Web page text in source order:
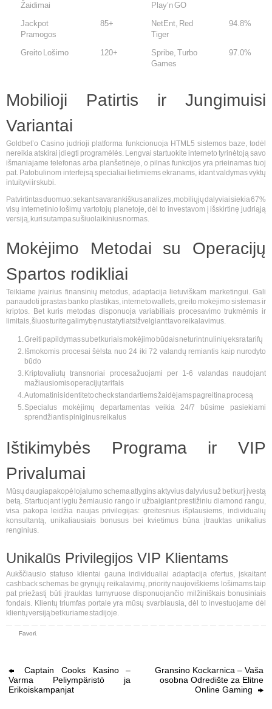
Žaidimai
Play’n GO
Jackpot
Pramogos
85+
NetEnt, Red
Tiger
94.8%
Greito Lošimo 120+
Spribe, Turbo
Games
97.0%
Mobilioji Patirtis ir Jungimuisi
Variantai
Goldbet’o Casino judrioji platforma funkcionuoja HTML5 sistemos baze, todėl
nereikia atskirai įdiegti programėlės. Lengvai startuokite interneto tyrinėtoją savo
išmaniajame telefonas arba planšetinėje, o pilnas funkcijos yra prieinamas tuoj
pat. Patobulinom interfejsą specialiai lietimiems ekranams, idant valdymas vyktų
intuityvi ir skubi.
Patvirtintas duomuo: sekant savarankiškus analizes, mobiliųjų dalyviai siekia 67%
visų internetinio lošimų vartotojų planetoje, dėl to investavom į išskirtinę judriąją
versiją, kuri sutampa su šiuolaikinius normas.
Mokėjimo Metodai su Operacijų
Spartos rodikliai
Teikiame įvairius finansinių metodus, adaptacija lietuviškam marketingui. Gali
panaudoti įprastas banko plastikas, interneto wallets, greito mokėjimo sistemas ir
kriptos. Bet kuris metodas disponuoja variabiliais procesavimo trukmėmis ir
limitais, šiuos turite galimybę nustatyti atsižvelgiant tavo reikalavimus.
Greiti papildymas su bet kuriais mokėjimo būdais neturint nulinių eksra tarifų
Išmokomis procesai šėlsta nuo 24 iki 72 valandų remiantis kaip nurodyto
būdo
Kriptovaliutų transnoriai procesažuojami per 1-6 valandas naudojant
mažiausiomis operacijų tarifais
Automatinis identiteto check standartiems žaidėjams pagreitina procesą
Specialus mokėjimų departamentas veikia 24/7 būsime pasiekiami
sprendžiantis piniginus reikalus
Ištikimybės Programa ir VIP
Privalumai
Mūsų daugiapakopė lojalumo schema atlygins aktyvius dalyvius už bet kurį įvestą
betą. Startuojant lygiu žemiausio rango ir užbaigiant prestižiniu diamond rangu,
visa pakopa leidžia naujas privilegijas: greitesnius išplausiems, individualių
konsultantą, unikaliausiais bonusus bei kvietimus būna įtrauktas unikalius
renginius.
Unikalūs Privilegijos VIP Klientams
Aukščiausio statuso klientai gauna individualiai adaptacija ofertus, įskaitant
cashback schemas be grynųjų reikalavimų, priority naujoviškiems lošimams taip
pat priežastį būti įtrauktas turnyruose disponuojančio milžiniškais bonusiniais
fondais. Klientų triumfas portale yra mūsų svarbiausia, dėl to investuojame dėl
klientų versiją bet kuriame stadijoje.
Favori.
Captain Cooks Kasino –
Varma Peliympäristö ja
Erikoiskampanjat
Gransino Kockarnica – Vaša
osobna Odredište za Elitne
Online Gaming